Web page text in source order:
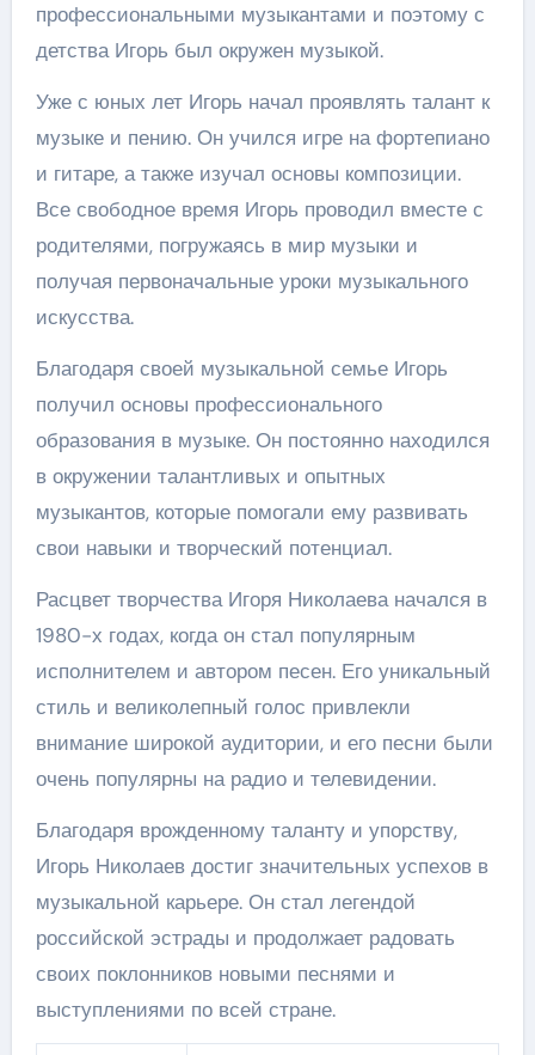
профессиональными музыкантами и поэтому с
детства Игорь был окружен музыкой.
Уже с юных лет Игорь начал проявлять талант к
музыке и пению. Он учился игре на фортепиано
и гитаре, а также изучал основы композиции.
Все свободное время Игорь проводил вместе с
родителями, погружаясь в мир музыки и
получая первоначальные уроки музыкального
искусства.
Благодаря своей музыкальной семье Игорь
получил основы профессионального
образования в музыке. Он постоянно находился
в окружении талантливых и опытных
музыкантов, которые помогали ему развивать
свои навыки и творческий потенциал.
Расцвет творчества Игоря Николаева начался в
1980-х годах, когда он стал популярным
исполнителем и автором песен. Его уникальный
стиль и великолепный голос привлекли
внимание широкой аудитории, и его песни были
очень популярны на радио и телевидении.
Благодаря врожденному таланту и упорству,
Игорь Николаев достиг значительных успехов в
музыкальной карьере. Он стал легендой
российской эстрады и продолжает радовать
своих поклонников новыми песнями и
выступлениями по всей стране.